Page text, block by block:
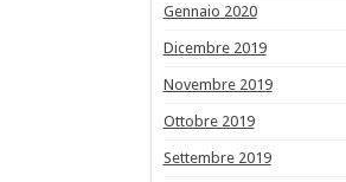
Gennaio 2020
Dicembre 2019
Novembre 2019
Ottobre 2019
Settembre 2019